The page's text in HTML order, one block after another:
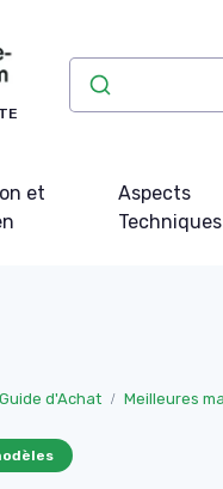
et
Aspects
Techniques
Guide d'Achat Meilleures